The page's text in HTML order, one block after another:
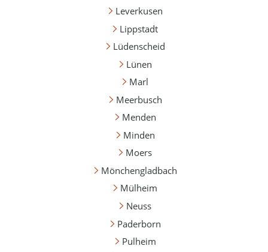
Leverkusen
Lippstadt
Lüdenscheid
Lünen
Marl
Meerbusch
Menden
Minden
Moers
Mönchengladbach
Mülheim
Neuss
Paderborn
Pulheim